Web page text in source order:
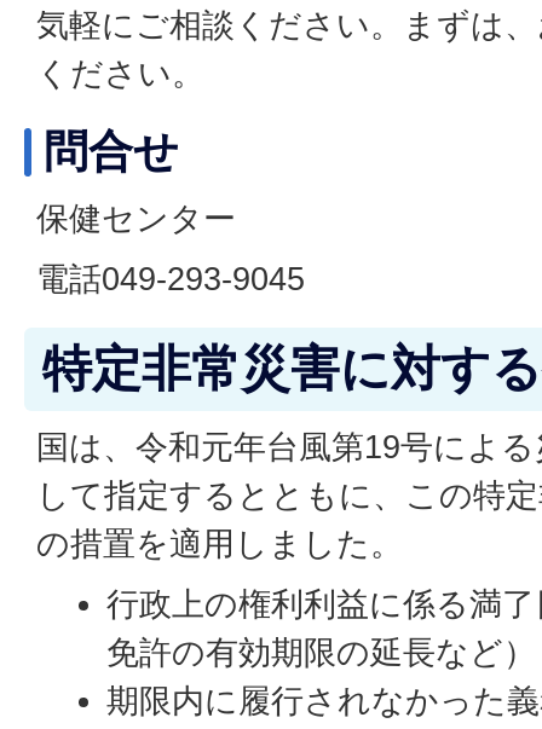
気軽にご相談ください。まずは
ください。
問合せ
保健センター
電話049-293-9045
特定非常災害に対す
国は、令和元年台風第19号によ
して指定するとともに、この特
の措置を適用しました。
行政上の権利利益に係る満
免許の有効期限の延長など
期限内に履行されなかった